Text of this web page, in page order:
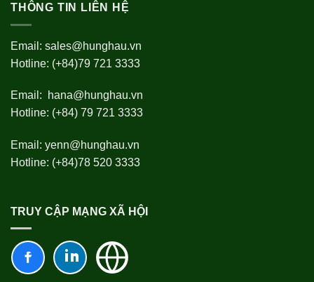
THÔNG TIN LIÊN HỆ
Email: sales@hunghau.vn
Hotline: (+84)79 721 3333
Email:
hana@hunghau.vn
Hotline: (+84) 79 721 3333
Email: yenn@hunghau.vn
Hotline: (+84)78 520 3333
TRUY CẬP MẠNG XÃ HỘI